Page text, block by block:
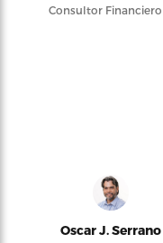
Consultor Financiero
Oscar J. Serrano